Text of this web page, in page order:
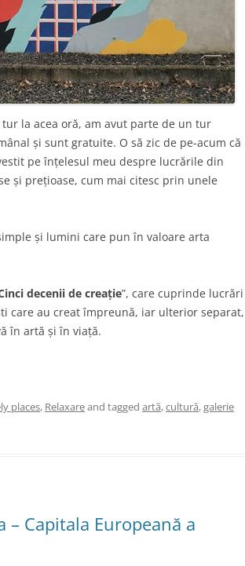
la acea oră, am avut parte de un tur
și sunt gratuite. O să zic de pe-acum că
pe înțelesul meu despre lucrările din
și prețioase, cum mai citesc prin unele
și lumini care pun în valoare arta
decenii de creație”, care cuprinde lucrări
care au creat împreună, iar ulterior separat,
în artă și în viață.
places, Relaxareand tagged artă,cultură,galerie
– Capitala Europeană a